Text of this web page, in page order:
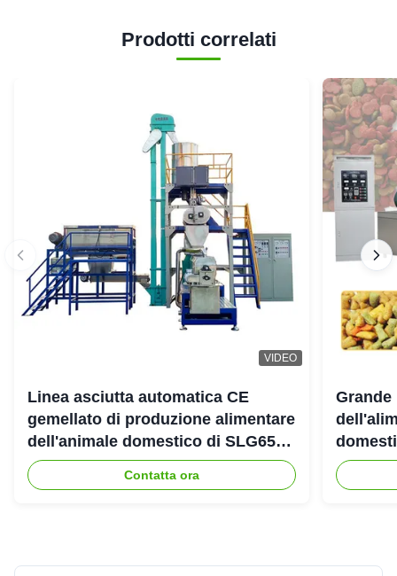
Prodotti correlati
VIDEO
Linea asciutta automatica CE
gemellato di produzione alimentare
dell'animale domestico di SLG65
SLG70 dell'estrusore a vite di
parallelo
Contatta ora
Grande